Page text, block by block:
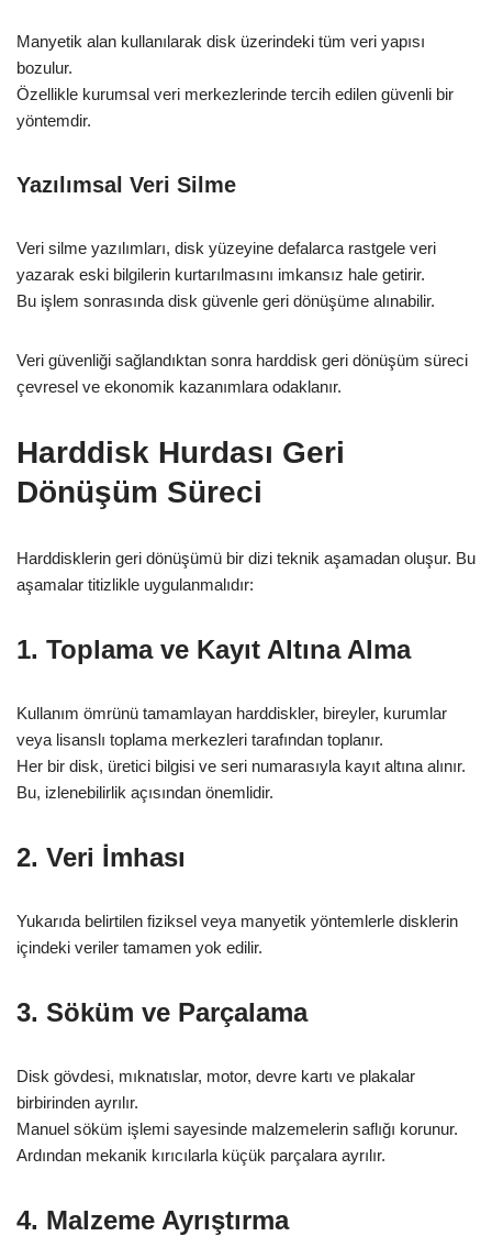
Manyetik alan kullanılarak disk üzerindeki tüm veri yapısı
bozulur.
Özellikle kurumsal veri merkezlerinde tercih edilen güvenli bir
yöntemdir.
Yazılımsal Veri Silme
Veri silme yazılımları, disk yüzeyine defalarca rastgele veri
yazarak eski bilgilerin kurtarılmasını imkansız hale getirir.
Bu işlem sonrasında disk güvenle geri dönüşüme alınabilir.
Veri güvenliği sağlandıktan sonra harddisk geri dönüşüm süreci
çevresel ve ekonomik kazanımlara odaklanır.
Harddisk Hurdası Geri
Dönüşüm Süreci
Harddisklerin geri dönüşümü bir dizi teknik aşamadan oluşur. Bu
aşamalar titizlikle uygulanmalıdır:
1. Toplama ve Kayıt Altına Alma
Kullanım ömrünü tamamlayan harddiskler, bireyler, kurumlar
veya lisanslı toplama merkezleri tarafından toplanır.
Her bir disk, üretici bilgisi ve seri numarasıyla kayıt altına alınır.
Bu, izlenebilirlik açısından önemlidir.
2. Veri İmhası
Yukarıda belirtilen fiziksel veya manyetik yöntemlerle disklerin
içindeki veriler tamamen yok edilir.
3. Söküm ve Parçalama
Disk gövdesi, mıknatıslar, motor, devre kartı ve plakalar
birbirinden ayrılır.
Manuel söküm işlemi sayesinde malzemelerin saflığı korunur.
Ardından mekanik kırıcılarla küçük parçalara ayrılır.
4. Malzeme Ayrıştırma